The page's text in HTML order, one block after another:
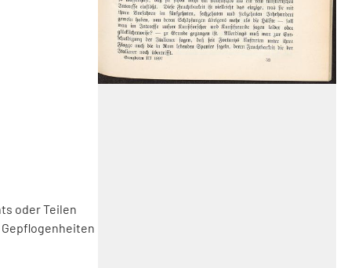
oder Teilen